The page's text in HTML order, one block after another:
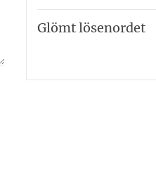
Glömt lösenordet